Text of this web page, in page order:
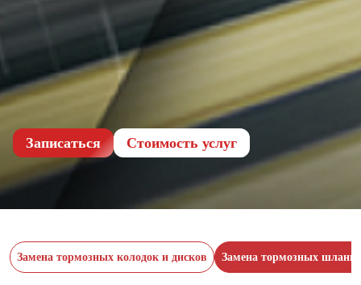
Записаться Cтоимость услуг
Замена тормозных колодок и дисков Замена тормозных